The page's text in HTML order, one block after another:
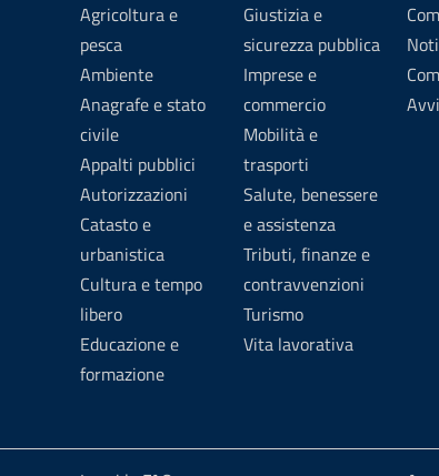
Agricoltura e
pesca
Ambiente
Anagrafe e stato
civile
Appalti pubblici
Autorizzazioni
Catasto e
urbanistica
Cultura e tempo
libero
Educazione e
formazione
Giustizia e
sicurezza pubblica
Imprese e
commercio
Mobilità e
trasporti
Salute, benessere
e assistenza
Tributi, finanze e
contravvenzioni
Turismo
Vita lavorativa